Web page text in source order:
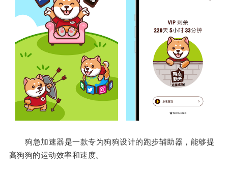
狗急加速器是一款专为狗狗设计的跑步辅助器，能够提
高狗狗的运动效率和速度。